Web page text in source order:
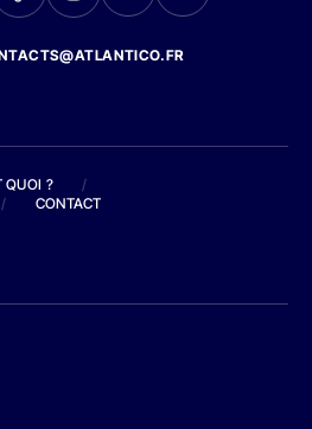
QUOI ?
/
/ CONTACT